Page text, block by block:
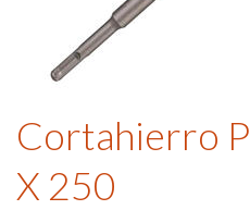
Cortahierro
X 250